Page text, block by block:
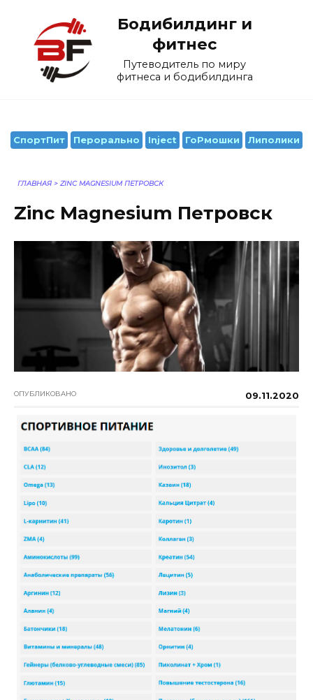
содержанию
Бодибилдинг и
фитнес
Путеводитель по миру
фитнеса и бодибилдинга
СпортПит Перорально Inject ГоРмошки Липолики
ГЛАВНАЯ > ZINC MAGNESIUM ПЕТРОВСК
Zinc Magnesium Петровск
ОПУБЛИКОВАНО 09.11.2020